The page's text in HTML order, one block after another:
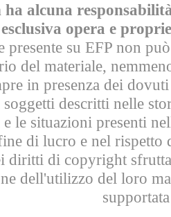
ha alcuna
esclusiva opera e
presente su EFP non
del materiale,
in presenza dei
descritti nelle
le situazioni presenti
di lucro e nel rispetto
diritti di copyright
dell'utilizzo del loro